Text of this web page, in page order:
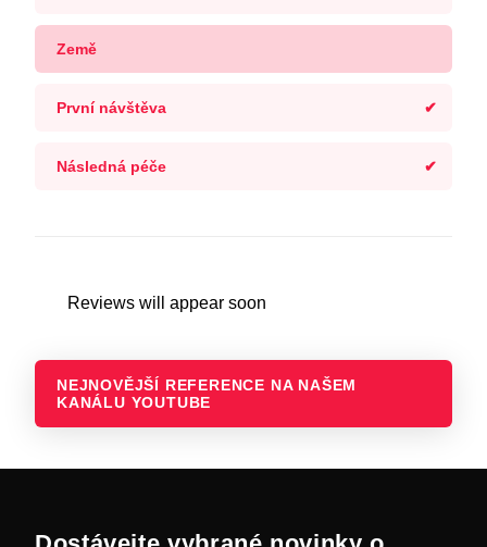
Země
První návštěva
Následná péče
Reviews will appear soon
NEJNOVĚJŠÍ REFERENCE NA NAŠEM
KANÁLU YOUTUBE